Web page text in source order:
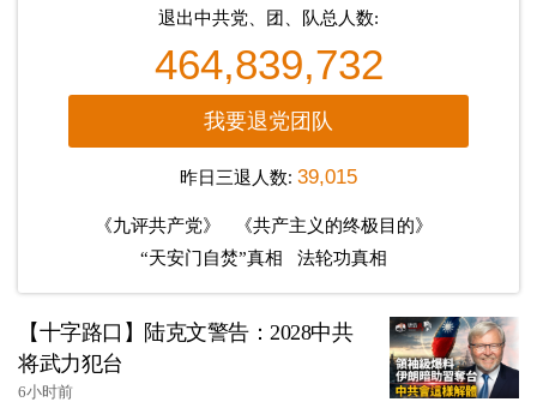
退出中共党、团、队总人数:
464,839,732
我要退党团队
昨日三退人数: 39,015
《九评共产党》
《共产主义的终极目的》
“天安门自焚”真相
法轮功真相
【十字路口】陆克文警告：2028中共
将武力犯台
6小时前